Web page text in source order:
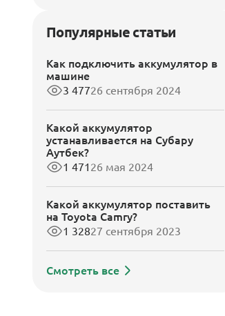
Популярные статьи
Как подключить аккумулятор в
машине
3 47726 сентября 2024
Какой аккумулятор
устанавливается на Субару
Аутбек?
1 471 26 мая 2024
Какой аккумулятор поставить
на Toyota Camry?
1 32827 сентября 2023
Смотреть все